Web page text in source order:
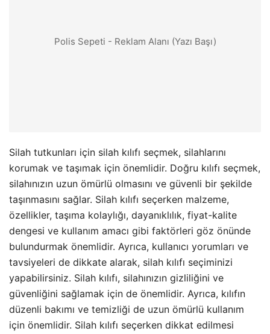
Polis Sepeti - Reklam Alanı (Yazı Başı)
Silah tutkunları için silah kılıfı seçmek, silahlarını
korumak ve taşımak için önemlidir. Doğru kılıfı seçmek,
silahınızın uzun ömürlü olmasını ve güvenli bir şekilde
taşınmasını sağlar. Silah kılıfı seçerken malzeme,
özellikler, taşıma kolaylığı, dayanıklılık, fiyat-kalite
dengesi ve kullanım amacı gibi faktörleri göz önünde
bulundurmak önemlidir. Ayrıca, kullanıcı yorumları ve
tavsiyeleri de dikkate alarak, silah kılıfı seçiminizi
yapabilirsiniz. Silah kılıfı, silahınızın gizliliğini ve
güvenliğini sağlamak için de önemlidir. Ayrıca, kılıfın
düzenli bakımı ve temizliği de uzun ömürlü kullanım
için önemlidir. Silah kılıfı seçerken dikkat edilmesi